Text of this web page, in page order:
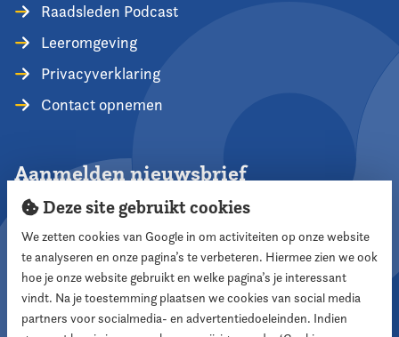
Raadsleden Podcast
Leeromgeving
Privacyverklaring
Contact opnemen
Aanmelden nieuwsbrief
Aanmelden
Volg ons
Deze site gebruikt cookies
We zetten cookies van Google in om activiteiten op onze website
te analyseren en onze pagina’s te verbeteren. Hiermee zien we ook
hoe je onze website gebruikt en welke pagina’s je interessant
vindt. Na je toestemming plaatsen we cookies van social media
partners voor socialmedia- en advertentiedoeleinden. Indien